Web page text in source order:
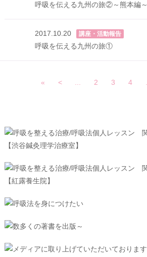
呼吸を伝える九州の旅②～熊本編～
2017.10.20 講座・活動報告
呼吸を伝える九州の旅①
« < 2 3 4